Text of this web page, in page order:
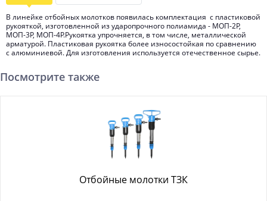
В линейке отбойных молотков появилась комплектация с пластиковой
рукояткой, изготовленной из ударопрочного полиамида - МОП-2Р,
МОП-3Р, МОП-4Р.Рукоятка упрочняется, в том числе, металлической
арматурой. Пластиковая рукоятка более износостойкая по сравнению
с алюминиевой. Для изготовления используется отечественное сырье.
Посмотрите также
Отбойные молотки ТЗК